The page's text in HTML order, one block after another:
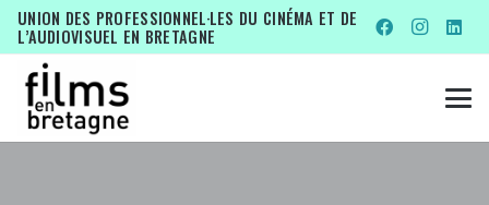
UNION DES PROFESSIONNEL·LES DU CINÉMA ET DE
L’AUDIOVISUEL EN BRETAGNE